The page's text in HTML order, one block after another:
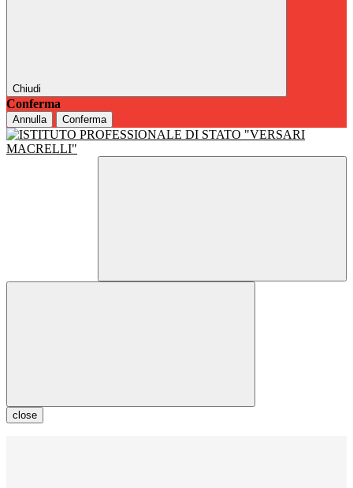
Chiudi
Conferma
Annulla Conferma
close